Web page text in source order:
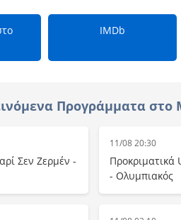
IMDb
Προγράμματα στο
Σεν Ζερμέν -
11/08 20:30
Προκριματικά
- Ολυμπιακός